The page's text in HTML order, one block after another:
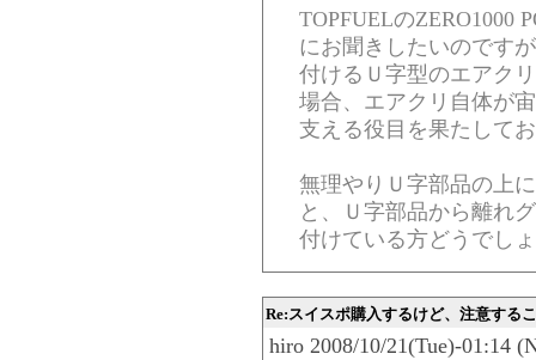
TOPFUELのZERO1000
にお聞きしたいのです
付けるＵ字型のエアク
場合、エアクリ自体が
支える役目を果たして
無理やりＵ字部品の上
と、Ｕ字部品から離れ
付けている方どうでし
Re:スイスポ購入するけど、注意する
hiro 2008/10/21(Tue)-01:14